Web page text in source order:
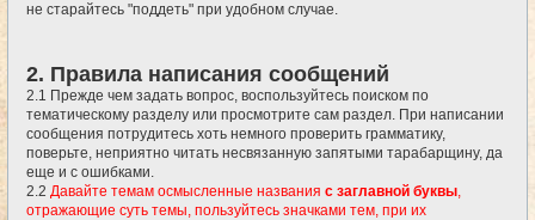
не старайтесь "поддеть" при удобном случае.
2. Правила написания сообщений
2.1 Прежде чем задать вопрос, воспользуйтесь поиском по
тематическому разделу или просмотрите сам раздел. При написании
сообщения потрудитесь хоть немного проверить грамматику,
поверьте, неприятно читать несвязанную запятыми тарабарщину, да
еще и с ошибками.
2.2 Давайте темам осмысленные названия с заглавной буквы,
отражающие суть темы, пользуйтесь значками тем, при их